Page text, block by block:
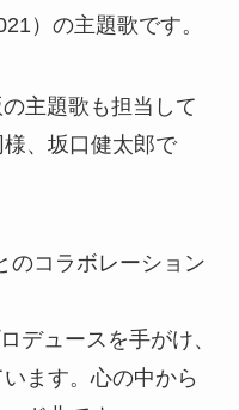
）の主題歌です。
主題歌も担当して
、坂口健太郎で
のコラボレーション
デュースを手がけ、
ます。心の中から